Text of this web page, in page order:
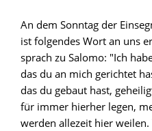
An dem Sonntag der
ist folgendes Wort an uns
sprach zu Salomo: "Ich
das du an mich gerichtet
das du gebaut hast,
für immer hierher legen,
werden allezeit hier